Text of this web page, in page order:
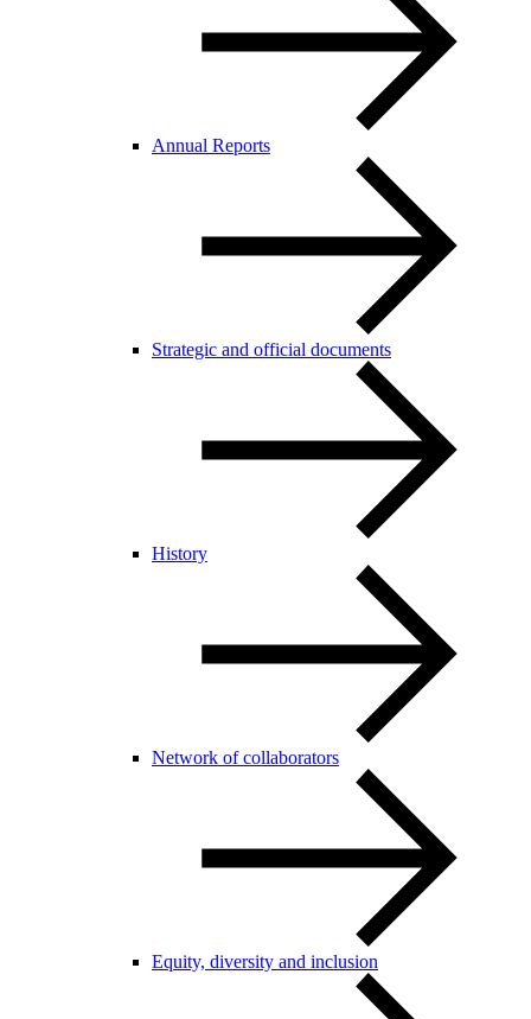
Annual Reports
Strategic and official documents
History
Network of collaborators
Equity, diversity and inclusion